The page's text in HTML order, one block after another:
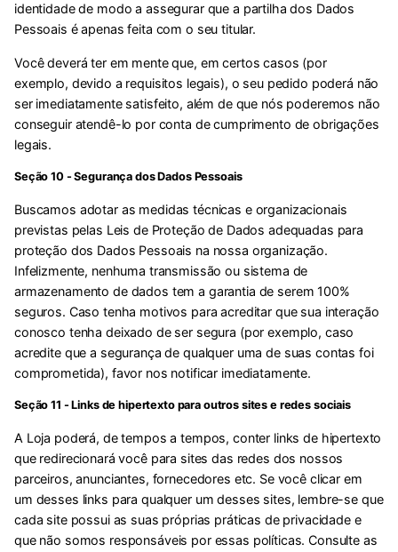
identidade de modo a assegurar que a partilha dos Dados
Pessoais é apenas feita com o seu titular.
Você deverá ter em mente que, em certos casos (por
exemplo, devido a requisitos legais), o seu pedido poderá não
ser imediatamente satisfeito, além de que nós poderemos não
conseguir atendê-lo por conta de cumprimento de obrigações
legais.
Seção 10 - Segurança dos Dados Pessoais
Buscamos adotar as medidas técnicas e organizacionais
previstas pelas Leis de Proteção de Dados adequadas para
proteção dos Dados Pessoais na nossa organização.
Infelizmente, nenhuma transmissão ou sistema de
armazenamento de dados tem a garantia de serem 100%
seguros. Caso tenha motivos para acreditar que sua interação
conosco tenha deixado de ser segura (por exemplo, caso
acredite que a segurança de qualquer uma de suas contas foi
comprometida), favor nos notificar imediatamente.
Seção 11 - Links de hipertexto para outros sites e redes sociais
A Loja poderá, de tempos a tempos, conter links de hipertexto
que redirecionará você para sites das redes dos nossos
parceiros, anunciantes, fornecedores etc. Se você clicar em
um desses links para qualquer um desses sites, lembre-se que
cada site possui as suas próprias práticas de privacidade e
que não somos responsáveis por essas políticas. Consulte as